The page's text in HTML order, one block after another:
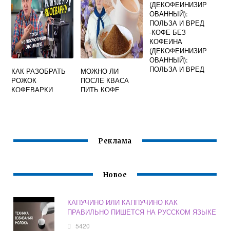
КАК РАЗОБРАТЬ
РОЖОК
КОФЕВАРКИ
МОЖНО ЛИ
ПОСЛЕ КВАСА
ПИТЬ КОФЕ
(ДЕКОФЕИНИЗИР
ОВАННЫЙ):
ПОЛЬЗА И ВРЕД
-КОФЕ БЕЗ
КОФЕИНА
(ДЕКОФЕИНИЗИР
ОВАННЫЙ):
ПОЛЬЗА И ВРЕД
Реклама
Новое
КАПУЧИНО ИЛИ КАППУЧИНО КАК
ПРАВИЛЬНО ПИШЕТСЯ НА РУССКОМ ЯЗЫКЕ
5420